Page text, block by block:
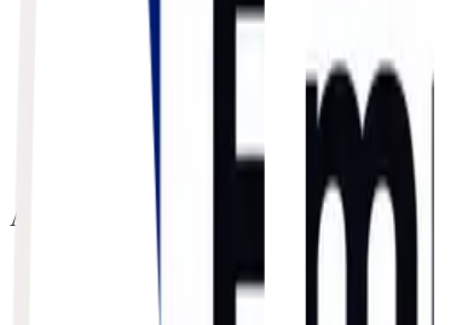
Transporte Marítimo
Transporte Aéreo
Transporte Rodoviário
Desembaraço Aduaneiro
Assessoria Aduaneira
Demurrage & Detention
A EMPRESA
Sobre a Ftrade
Especialidades
Unidades e Estrutura